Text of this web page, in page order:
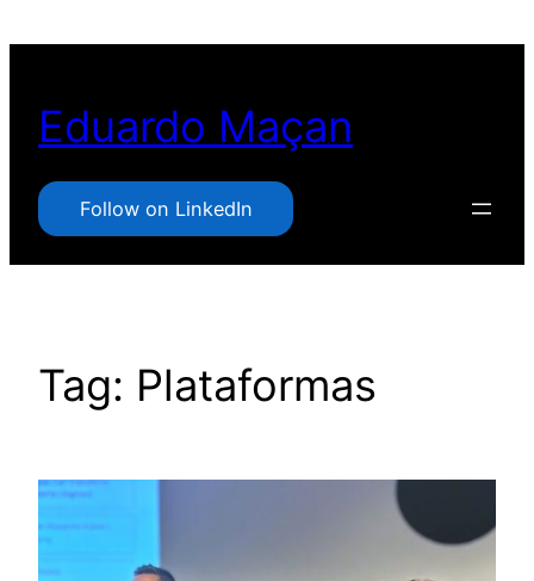
conteúdo
Eduardo Maçan
Follow on LinkedIn
Tag: Plataformas